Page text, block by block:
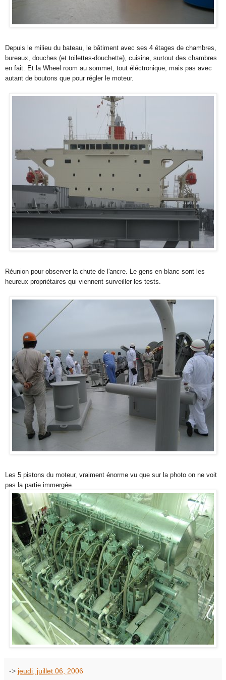
Depuis le milieu du bateau, le bâtiment avec ses 4 étages de chambres,
bureaux, douches (et toilettes-douchette), cuisine, surtout des chambres
en fait. Et la Wheel room au sommet, tout éléctronique, mais pas avec
autant de boutons que pour régler le moteur.
Réunion pour observer la chute de l'ancre. Le gens en blanc sont les
heureux propriétaires qui viennent surveiller les tests.
Les 5 pistons du moteur, vraiment énorme vu que sur la photo on ne voit
pas la partie immergée.
-> jeudi, juillet 06, 2006